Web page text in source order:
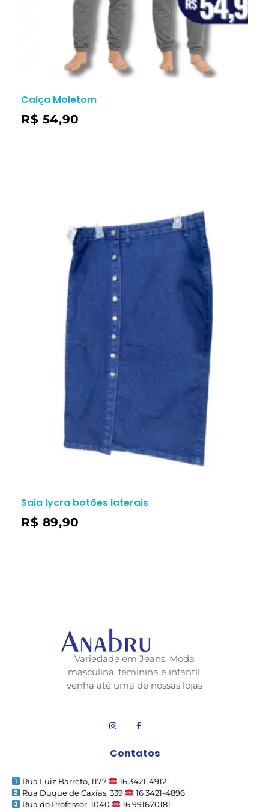
Calça Moletom
R$ 54,90
Saia lycra botões laterais
R$ 89,90
Variedade em Jeans. Moda
masculina, feminina e infantil,
venha até uma de nossas lojas
Contatos
Rua Luiz Barreto, 1177
16 3421-4912
Rua Duque de Caxias, 339
16 3421-4896
Rua do Professor, 1040
16 991670181